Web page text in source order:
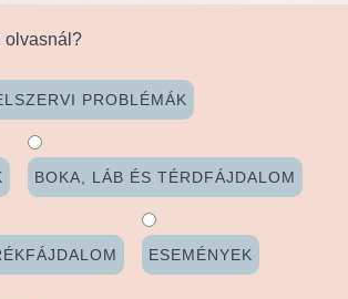
olvasnál?
PROBLÉMÁK
BOKA, LÁB ÉS TÉRDFÁJDALOM
ESEMÉNYEK